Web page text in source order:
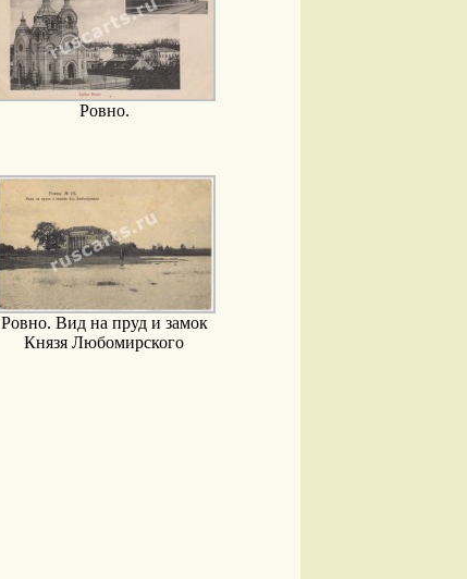
Ровно.
Ровно. Вид на пруд и замок
Князя Любомирского